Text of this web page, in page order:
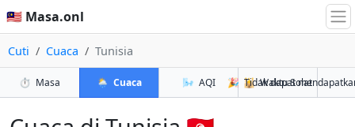
🇲🇾 Masa.onl
Cuti Cuaca Tunisia
⏱️ Masa 🌦️ Cuaca 🌬️ AQI 🕌 Waktu Solat
🎉 Tidak dapat